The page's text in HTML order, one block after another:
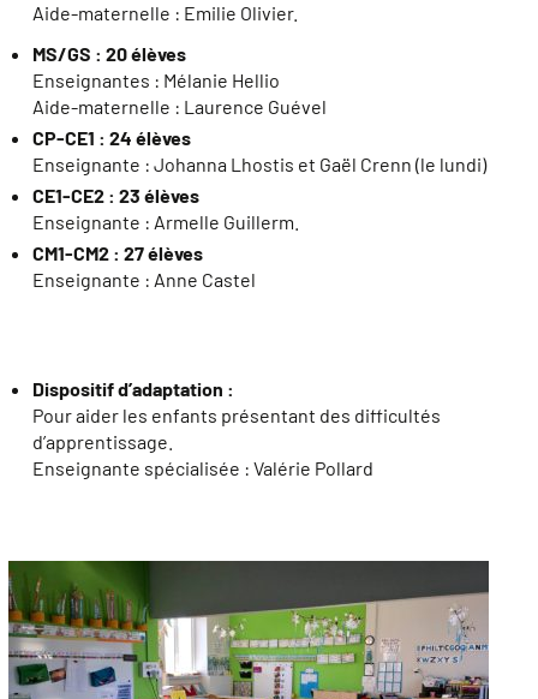
Aide-maternelle : Emilie Olivier.
MS/GS : 20 élèves
Enseignantes : Mélanie Hellio
Aide-maternelle : Laurence Guével
CP-CE1 : 24 élèves
Enseignante : Johanna Lhostis et Gaël Crenn (le lundi)
CE1-CE2 : 23 élèves
Enseignante : Armelle Guillerm.
CM1-CM2 : 27 élèves
Enseignante : Anne Castel
Dispositif d’adaptation :
Pour aider les enfants présentant des difficultés
d’apprentissage.
Enseignante spécialisée : Valérie Pollard